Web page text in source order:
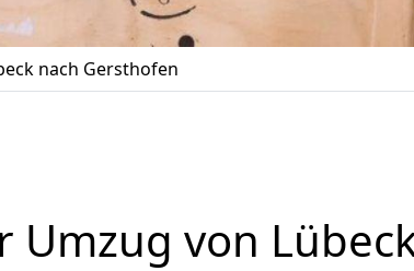
nach Gersthofen
Umzug von